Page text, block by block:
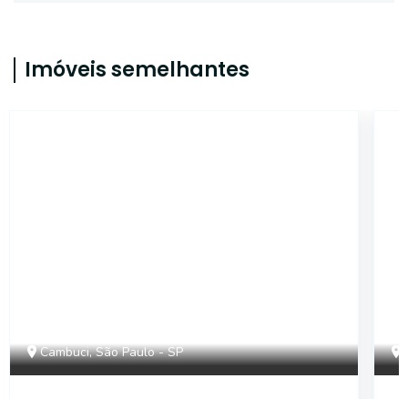
Imóveis semelhantes
Cambuci, São Paulo - SP